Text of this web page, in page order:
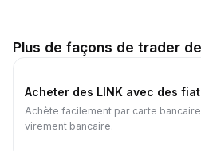
Plus de façons de trader
Acheter des LINK avec des fiat
Achète facilement par carte
virement bancaire.